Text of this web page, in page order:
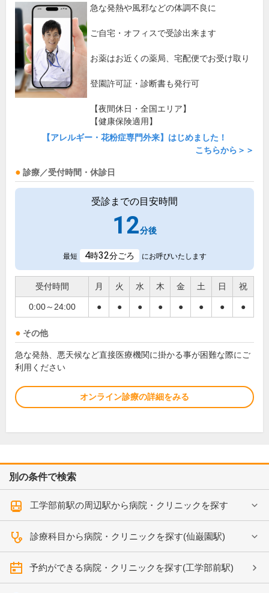
急な発熱や風邪などの体調不良に
ご自宅・オフィスで受診出来ます
お薬はお近くの薬局、宅配便でお受け取り
登園許可証・診断書も発行可
【夜間休日・全国エリア】
【健康保険適用】
【アレルギー・花粉症専門外来】はじめました！
こちらから＞＞
診療／受付時間・休診日
受診までの目安時間
12分後
最短 4時32分ごろ にお呼びいたします
受付時間 月 火 水 木 金 土 日 祝
0:00～24:00 ● ● ● ● ● ● ● ●
その他
急な発熱、悪天候など直接医療機関に掛かる事が困難な際にご
利用ください
オンライン診療の詳細をみる
別の条件で検索
工学部前駅の周辺駅から病院・クリニックを探す
診療科目から病院・クリニックを探す(仙巌園駅)
予約ができる病院・クリニックを探す(工学部前駅)